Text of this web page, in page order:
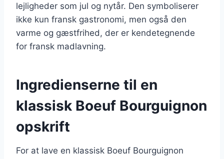
lejligheder som jul og nytår. Den symboliserer
ikke kun fransk gastronomi, men også den
varme og gæstfrihed, der er kendetegnende
for fransk madlavning.
Ingredienserne til en
klassisk Boeuf Bourguignon
opskrift
For at lave en klassisk Boeuf Bourguignon